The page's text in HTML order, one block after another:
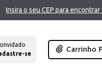
Insira o seu CEP para
se
Carrinho